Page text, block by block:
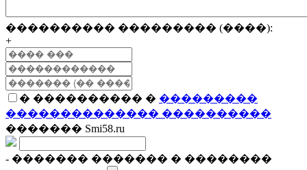
���������� ��������� (����):
+
� ���������� � ���������
�������������� ����������
������� Smi58.ru
- ������� ������� � ��������